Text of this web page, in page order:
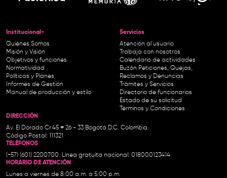
Institucional-
Quiénes Somos
Misión y Visión
Objetivos y funciones
Normatividad
Políticas y Planes
Informes de Gestión
Manual de producción y estilo
Servicios
Atención al usuario
Trabaja con nosotros
Calendario de actividades
Buzón Peticiones, Quejas,
Reclamos y Denuncias
Trámites y Servicios
Directorio de funcionarios
Estado de su solicitud
Términos y Condiciones
DIRECCIÓN
Av. El Dorado Cr.45 # 26 - 33 Bogotá D.C. Colombia.
Código Postal: 111321
TELÉFONOS
(+57) (601) 2200700. Línea gratuita nacional: 018000123414
HORARIO DE ATENCIÓN
Lunes a viernes de 8:00 a.m. a 5:00 p.m.